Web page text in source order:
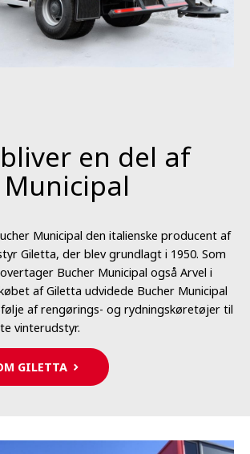
en del af
Municipal den italienske producent af
Giletta, der blev grundlagt i 1950. Som
Bucher Municipal også Arvel i
af Giletta udvidede Bucher Municipal
af rengørings- og rydningskøretøjer til
vinterudstyr.
GILETTA